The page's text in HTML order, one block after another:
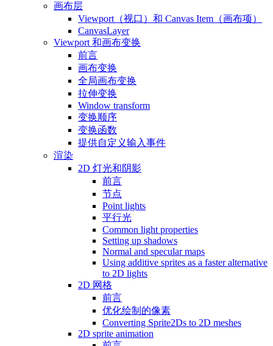
画布层
Viewport（视口）和 Canvas Item（画布项）
CanvasLayer
Viewport 和画布变换
前言
画布变换
全局画布变换
拉伸变换
Window transform
变换顺序
变换函数
提供自定义输入事件
渲染
2D 灯光和阴影
前言
节点
Point lights
平行光
Common light properties
Setting up shadows
Normal and specular maps
Using additive sprites as a faster alternative
to 2D lights
2D 网格
前言
优化绘制的像素
Converting Sprite2Ds to 2D meshes
2D sprite animation